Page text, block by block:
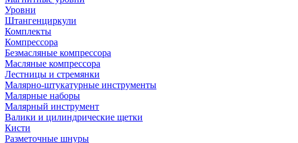
Уровни
Штангенциркули
Комплекты
Компрессора
Безмасляные компрессора
Масляные компрессора
Лестницы и стремянки
Малярно-штукатурные инструменты
Малярные наборы
Малярный инструмент
Валики и цилиндрические щетки
Кисти
Разметочные шнуры